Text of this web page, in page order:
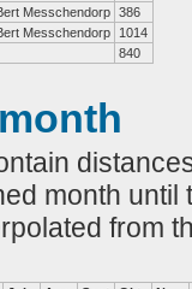
Messchendorp 386
Messchendorp
1014
840
month
from